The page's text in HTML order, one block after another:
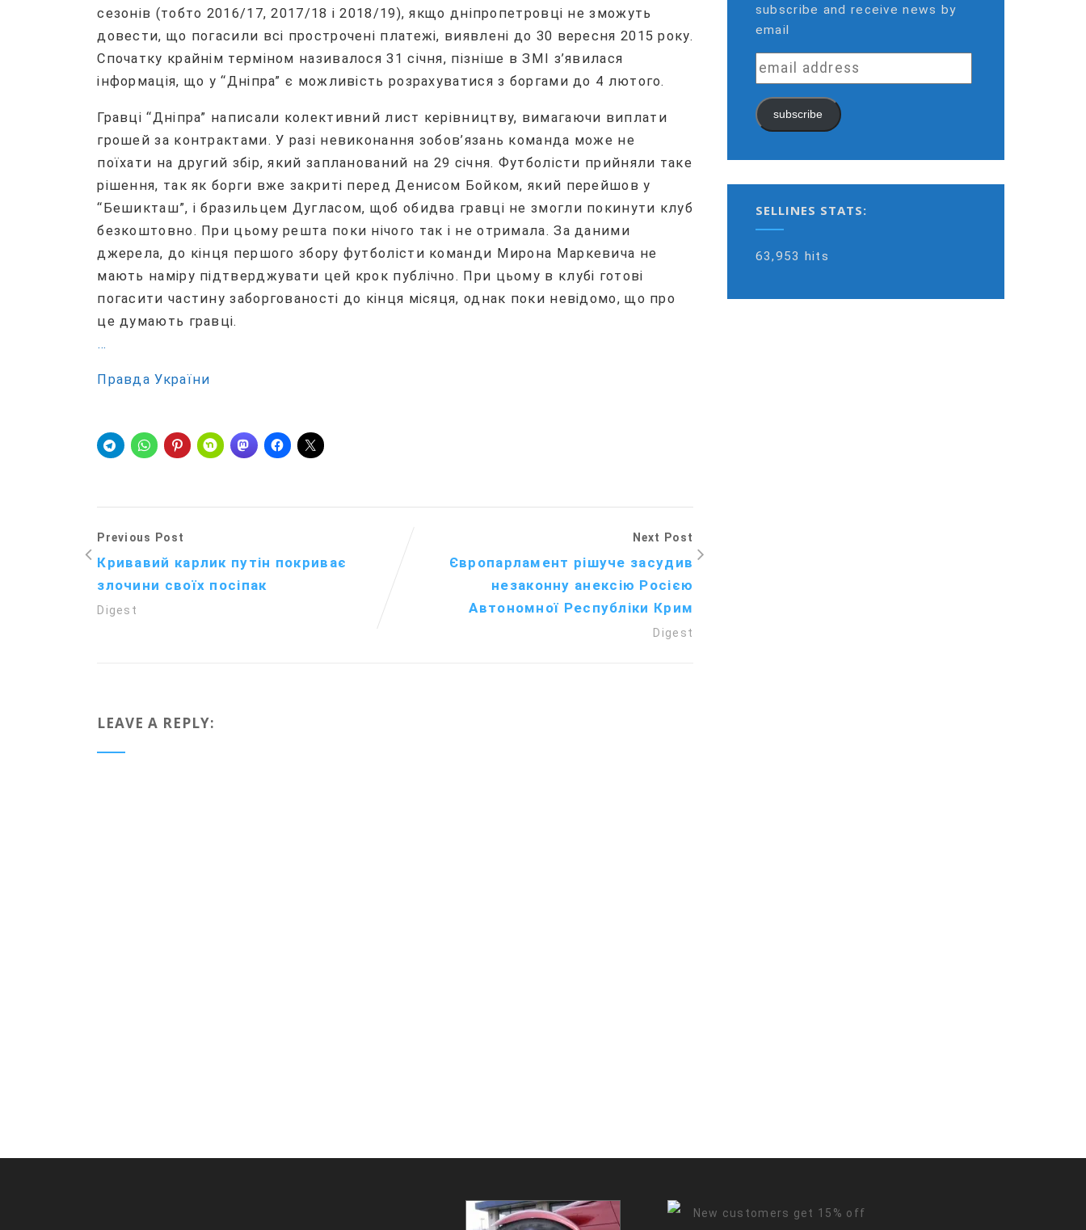
сезонів (тобто 2016/17, 2017/18 і 2018/19), якщо дніпропетровці не зможуть
довести, що погасили всі прострочені платежі, виявлені до 30 вересня 2015 року.
Спочатку крайнім терміном називалося 31 січня, пізніше в ЗМІ з’явилася
інформація, що у “Дніпра” є можливість розрахуватися з боргами до 4 лютого.
Гравці “Дніпра” написали колективний лист керівництву, вимагаючи виплати
грошей за контрактами. У разі невиконання зобов’язань команда може не
поїхати на другий збір, який запланований на 29 січня. Футболісти прийняли таке
рішення, так як борги вже закриті перед Денисом Бойком, який перейшов у
“Бешикташ”, і бразильцем Дугласом, щоб обидва гравці не змогли покинути клуб
безкоштовно. При цьому решта поки нічого так і не отримала. За даними
джерела, до кінця першого збору футболісти команди Мирона Маркевича не
мають наміру підтверджувати цей крок публічно. При цьому в клубі готові
погасити частину заборгованості до кінця місяця, однак поки невідомо, що про
це думають гравці.
…
Правда України
Previous Post
Кривавий карлик путін покриває
злочини своїх посіпак
Digest
Next Post
Європарламент рішуче засудив
незаконну анексію Росією
Автономної Республіки Крим
Digest
LEAVE A REPLY:
subscribe and receive news by
email
email
address
subscribe
SELLINES STATS:
63,953 hits